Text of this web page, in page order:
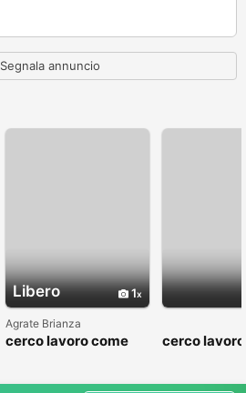
Segnala annuncio
Libero 1
Agrate Brianza
cerco lavoro come
cerco